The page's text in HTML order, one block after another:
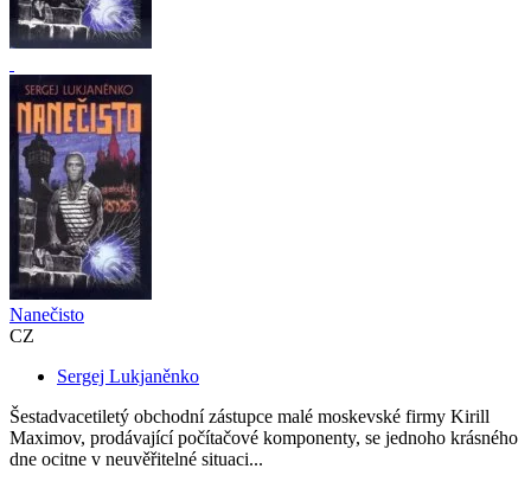
Nanečisto
CZ
Sergej Lukjaněnko
Šestadvacetiletý obchodní zástupce malé moskevské firmy Kirill
Maximov, prodávající počítačové komponenty, se jednoho krásného
dne ocitne v neuvěřitelné situaci...